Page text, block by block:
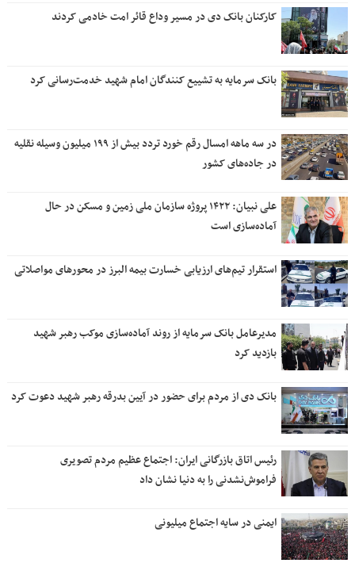
کارکنان بانک دی در مسیر وداع قائر امت خادمی کردند
بانک سرمایه به تشییع کنندگان امام شهید خدمت‌رسانی کرد
در سه ماهه امسال رقم خورد تردد بیش از ۱۹۹ میلیون وسیله نقلیه
در جاده‌های کشور
علی نبیان: ۱۴۲۲ پروژه سازمان ملی زمین و مسکن در حال
آماده‌سازی است
استقرار تیم‌های ارزیابی خسارت بیمه البرز در محورهای مواصلاتی
مدیرعامل بانک سرمایه از روند آماده‌سازی موکب رهبر شهید
بازدید کرد
بانک دی از مردم برای حضور در آیین بدرقه رهبر شهید دعوت کرد
رئیس اتاق بازرگانی ایران: اجتماع عظیم مردم تصویری
فراموش‌نشدنی را به دنیا نشان داد
ایمنی در سایه اجتماع میلیونی